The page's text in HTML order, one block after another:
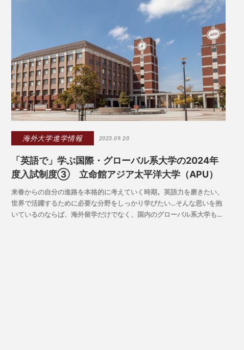
海外大学進学情報 2023.09.20
「英語で」学ぶ国際・グローバル系大学の2024年
度入試制度③ 立命館アジア太平洋大学（APU）
来春からの自分の進路を本格的に考えていく時期。英語力を磨きたい、
世界で活躍するために必要な分野をしっかり学びたい…そんな思いを抱
いているのならば、海外留学だけでなく、国内のグローバル系大学も十